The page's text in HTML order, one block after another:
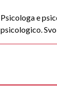
Psicologa e
psicologico.